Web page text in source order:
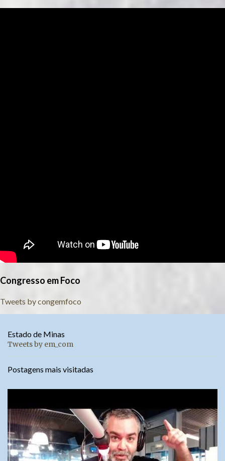
Congresso em Foco
Tweets by congemfoco
Estado de Minas
Tweets by em_com
Postagens mais visitadas